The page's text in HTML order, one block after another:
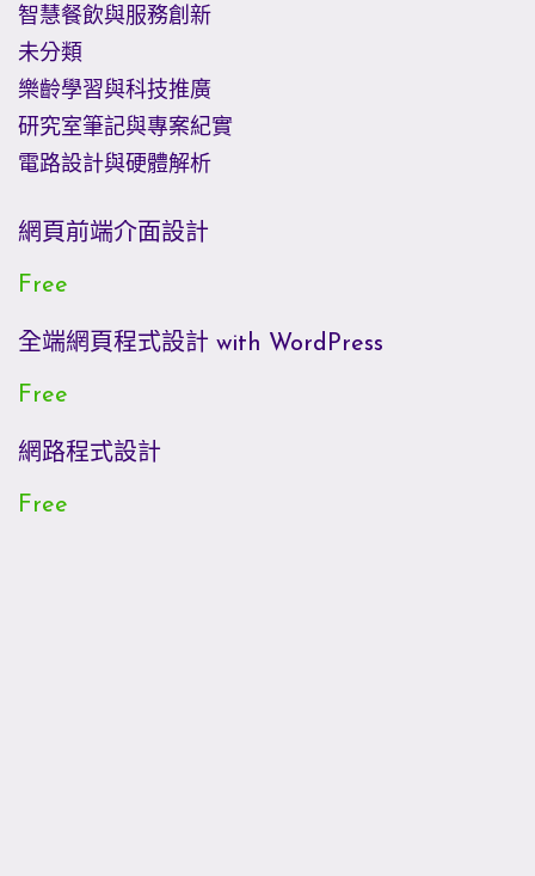
智慧餐飲與服務創新
未分類
樂齡學習與科技推廣
研究室筆記與專案紀實
電路設計與硬體解析
網頁前端介面設計
Free
全端網頁程式設計 with WordPress
Free
網路程式設計
Free